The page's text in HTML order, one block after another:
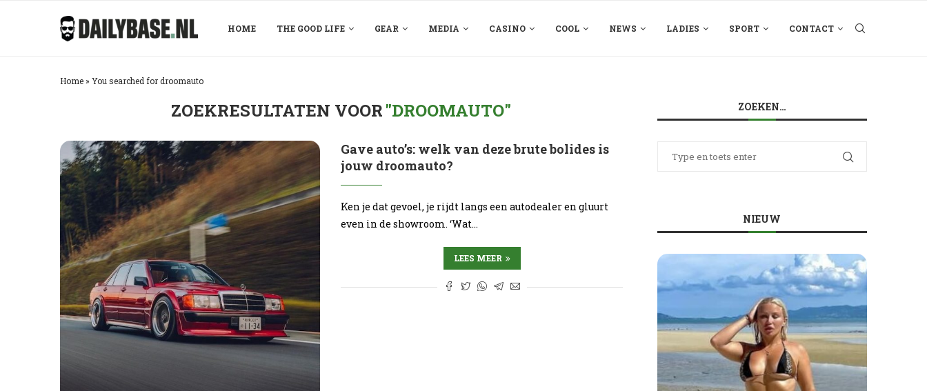
HOME THE GOOD LIFE GEAR MEDIA CASINO COOL NEWS LADIES SPORT CONTACT
Home» You searched for droomauto
ZOEKRESULTATEN VOOR"DROOMAUTO"
Gave auto’s: welk van deze brute bolides is
jouw droomauto?
Ken je dat gevoel, je rijdt langs een autodealer en gluurt
even in de showroom. ‘Wat…
LEES MEER
ZOEKEN…
NIEUW